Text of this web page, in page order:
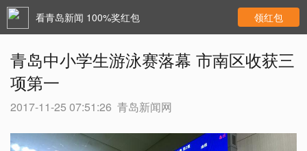
看青岛新闻 100%奖红包 领红包
青岛中小学生游泳赛落幕 市南区收获三
项第一
2017-11-25 07:51:26 青岛新闻网